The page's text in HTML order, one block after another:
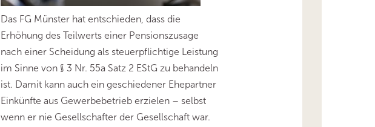
Das FG Münster hat entschieden, dass die
Erhöhung des Teilwerts einer Pensionszusage
nach einer Scheidung als steuerpflichtige Leistung
im Sinne von § 3 Nr. 55a Satz 2 EStG zu behandeln
ist. Damit kann auch ein geschiedener Ehepartner
Einkünfte aus Gewerbebetrieb erzielen – selbst
wenn er nie Gesellschafter der Gesellschaft war.